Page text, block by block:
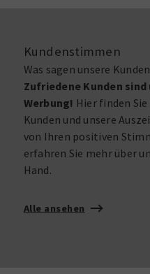
Kundenstimmen
Was sagen unsere Kunden
Zufriedene Kunden
Werbung! Hier finden
Kunden und unsere
von Ihren positiven
erfahren Sie mehr über
Hand.
Alle ansehen